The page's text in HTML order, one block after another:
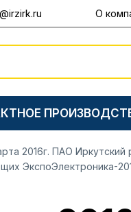
О
2016г. ПАО
ЭкспоЭлектроника-